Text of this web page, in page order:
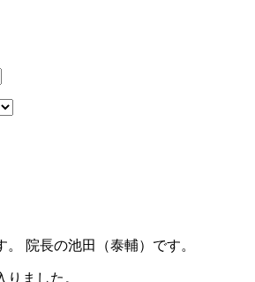
。 院長の池田（泰輔）です。
ました。